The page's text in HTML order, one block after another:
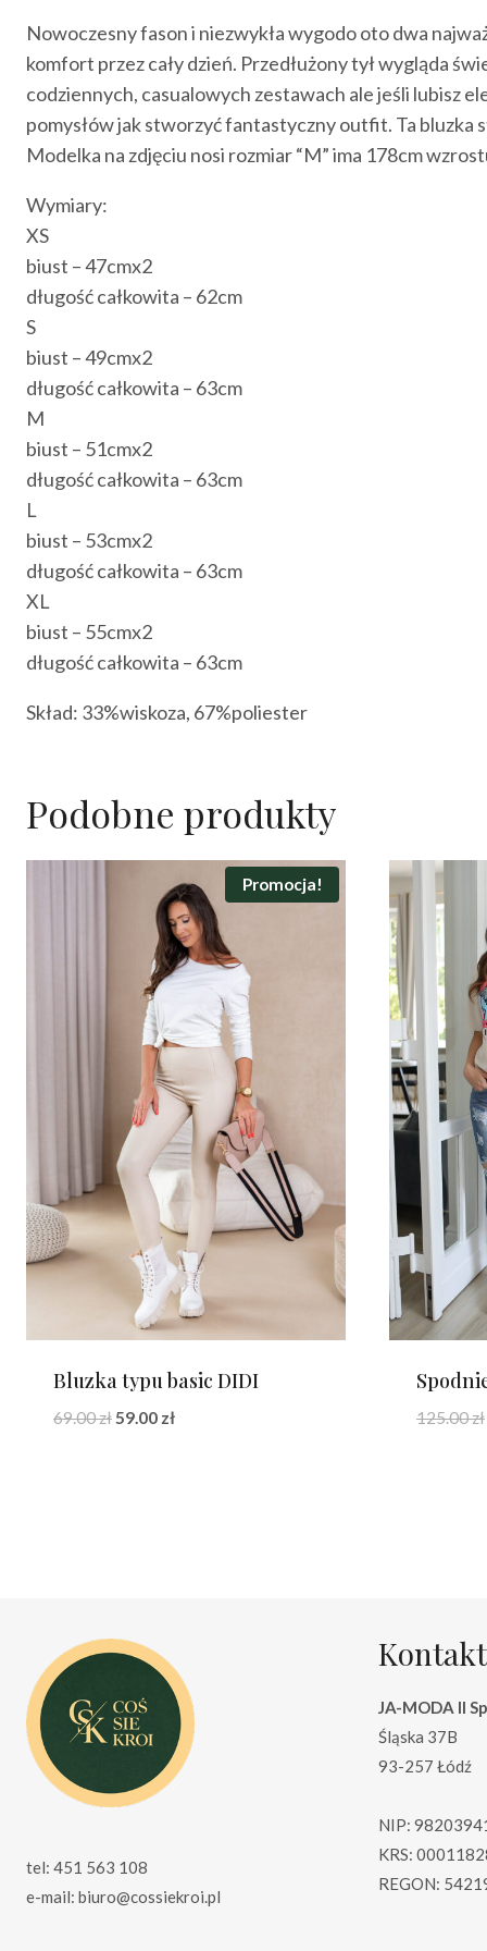
Nowoczesny fason i niezwykła wygodo oto dwa
komfort przez cały dzień. Przedłużony tył wygląda
codziennych, casualowych zestawach ale jeśli lubisz
pomysłów jak stworzyć fantastyczny outfit. Ta bluzka
Modelka na zdjęciu nosi rozmiar “M” ima 178cm
Wymiary:
XS
biust – 47cmx2
długość całkowita – 62cm
S
biust – 49cmx2
długość całkowita – 63cm
M
biust – 51cmx2
długość całkowita – 63cm
L
biust – 53cmx2
długość całkowita – 63cm
XL
biust – 55cmx2
długość całkowita – 63cm
Skład: 33%wiskoza, 67%poliester
Podobne produkty
Promocja!
Bluzka typu basic DIDI
69.00zł Pierwotna
59.00 złAktualna
125.00zł
tel: 451 563 108
e-mail: biuro@cossiekroi.pl
Kontakt
JA-MODA II
Śląska 37B
93-257 Łódź
NIP:
KRS:
REGON: